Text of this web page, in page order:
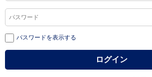
パスワードを表示する